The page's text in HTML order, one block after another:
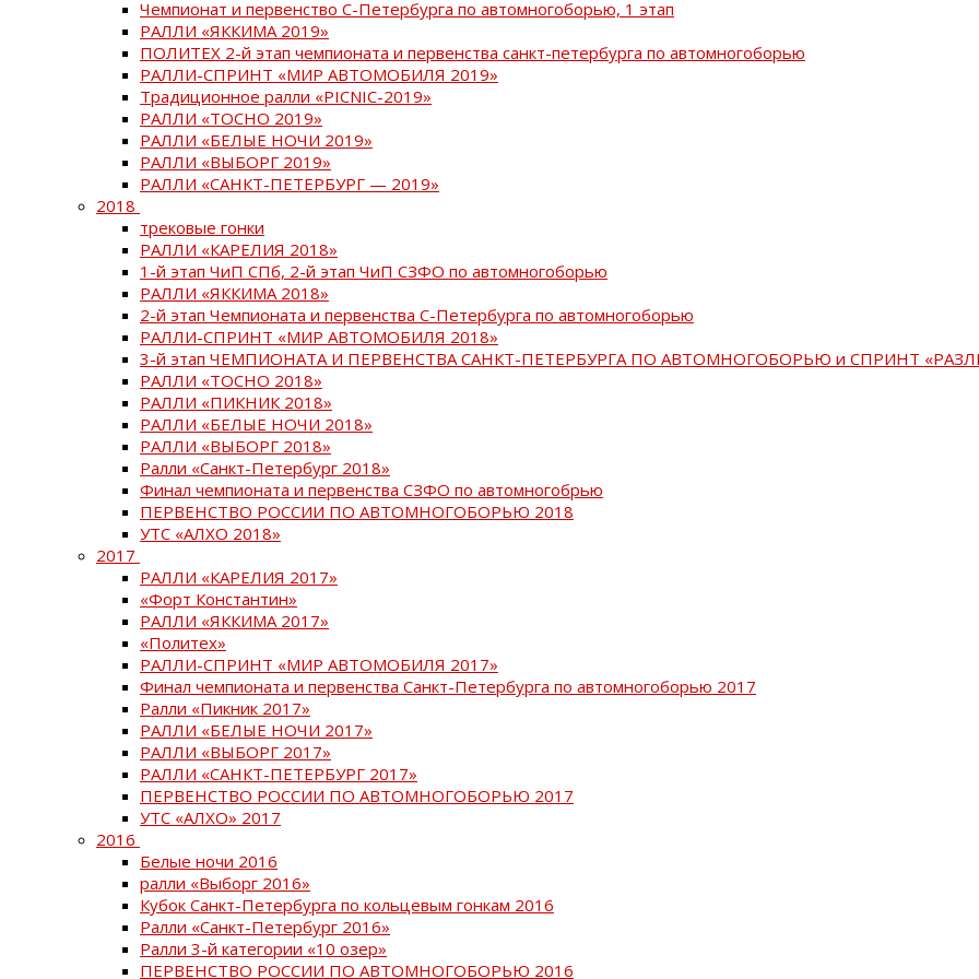
Чемпионат и первенство С-Петербурга по автомногоборью, 1 этап
РАЛЛИ «ЯККИМА 2019»
ПОЛИТЕХ 2-й этап чемпионата и первенства санкт-петербурга по автомногоборью
РАЛЛИ-СПРИНТ «МИР АВТОМОБИЛЯ 2019»
Традиционное ралли «PICNIC-2019»
РАЛЛИ «ТОСНО 2019»
РАЛЛИ «БЕЛЫЕ НОЧИ 2019»
РАЛЛИ «ВЫБОРГ 2019»
РАЛЛИ «САНКТ-ПЕТЕРБУРГ — 2019»
2018
трековые гонки
РАЛЛИ «КАРЕЛИЯ 2018»
1-й этап ЧиП СПб, 2-й этап ЧиП СЗФО по автомногоборью
РАЛЛИ «ЯККИМА 2018»
2-й этап Чемпионата и первенства С-Петербурга по автомногоборью
РАЛЛИ-СПРИНТ «МИР АВТОМОБИЛЯ 2018»
3-й этап ЧЕМПИОНАТА И ПЕРВЕНСТВА САНКТ-ПЕТЕРБУРГА ПО АВТОМНОГОБОРЬЮ и СПРИНТ
РАЛЛИ «ТОСНО 2018»
РАЛЛИ «ПИКНИК 2018»
РАЛЛИ «БЕЛЫЕ НОЧИ 2018»
РАЛЛИ «ВЫБОРГ 2018»
Ралли «Санкт-Петербург 2018»
Финал чемпионата и первенства СЗФО по автомногобрью
ПЕРВЕНСТВО РОССИИ ПО АВТОМНОГОБОРЬЮ 2018
УТС «АЛХО 2018»
2017
РАЛЛИ «КАРЕЛИЯ 2017»
«Форт Константин»
РАЛЛИ «ЯККИМА 2017»
«Политех»
РАЛЛИ-СПРИНТ «МИР АВТОМОБИЛЯ 2017»
Финал чемпионата и первенства Санкт-Петербурга по автомногоборью 2017
Ралли «Пикник 2017»
РАЛЛИ «БЕЛЫЕ НОЧИ 2017»
РАЛЛИ «ВЫБОРГ 2017»
РАЛЛИ «САНКТ-ПЕТЕРБУРГ 2017»
ПЕРВЕНСТВО РОССИИ ПО АВТОМНОГОБОРЬЮ 2017
УТС «АЛХО» 2017
2016
Белые ночи 2016
ралли «Выборг 2016»
Кубок Санкт-Петербурга по кольцевым гонкам 2016
Ралли «Санкт-Петербург 2016»
Ралли 3-й категории «10 озер»
ПЕРВЕНСТВО РОССИИ ПО АВТОМНОГОБОРЬЮ 2016